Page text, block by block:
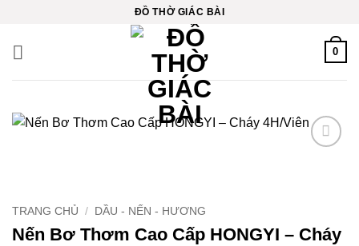
nội
ĐỒ THỜ GIÁC BÀI
0
TRANG CHỦ / DẦU - NẾN - HƯƠNG
Nến Bơ Thơm Cao Cấp HONGYI – Cháy